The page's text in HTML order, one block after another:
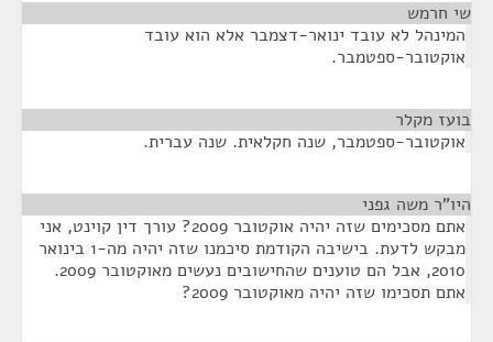
שי חרמש
המינהל לא עובד ינואר-דצמבר אלא הוא עובד
אוקטובר-ספטמבר.
בועז מקלר
אוקטובר-ספטמבר, שנה חקלאית. שנה עברית.
היו"ר משה גפני
אתם מסכימים שזה יהיה אוקטובר 2009? עורך דין קוינט, אני
מבקש לדעת. בישיבה הקודמת סיכמנו שזה יהיה מה-1 בינואר
2010, אבל הם טוענים שהחישובים נעשים מאוקטובר 2009.
אתם תסכימו שזה יהיה מאוקטובר 2009?